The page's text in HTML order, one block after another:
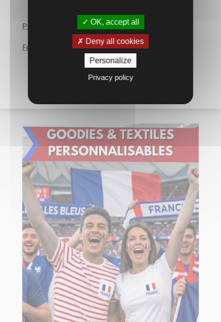
Prix Unitaire TTC
Frais de maquette en SUS.
OK, accept all
Deny all cookies
Personalize
Privacy policy